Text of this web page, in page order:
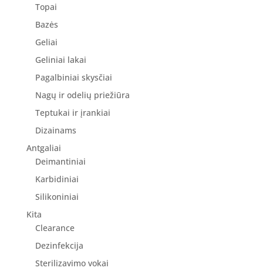
Topai
Bazės
Geliai
Geliniai lakai
Pagalbiniai skysčiai
Nagų ir odelių priežiūra
Teptukai ir įrankiai
Dizainams
Antgaliai
Deimantiniai
Karbidiniai
Silikoniniai
Kita
Clearance
Dezinfekcija
Sterilizavimo vokai